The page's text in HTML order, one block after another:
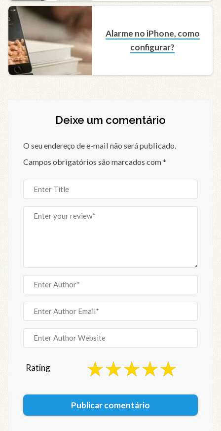
Alarme no iPhone, como
configurar?
Deixe um comentário
O seu endereço de e-mail não será publicado.
Campos obrigatórios são marcados com*
Rating